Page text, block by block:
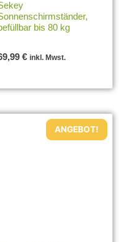
bis 80 kg
€ inkl. Mwst.
ANGEBOT!